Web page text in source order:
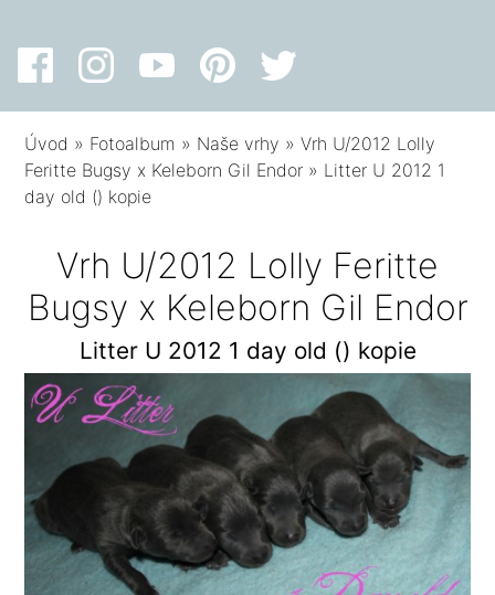
Úvod » Fotoalbum » Naše vrhy »Vrh U/2012 Lolly
Feritte Bugsy x Keleborn Gil Endor » Litter U 2012 1
day old () kopie
Vrh U/2012 Lolly Feritte
Bugsy x Keleborn Gil Endor
Litter U 2012 1 day old () kopie